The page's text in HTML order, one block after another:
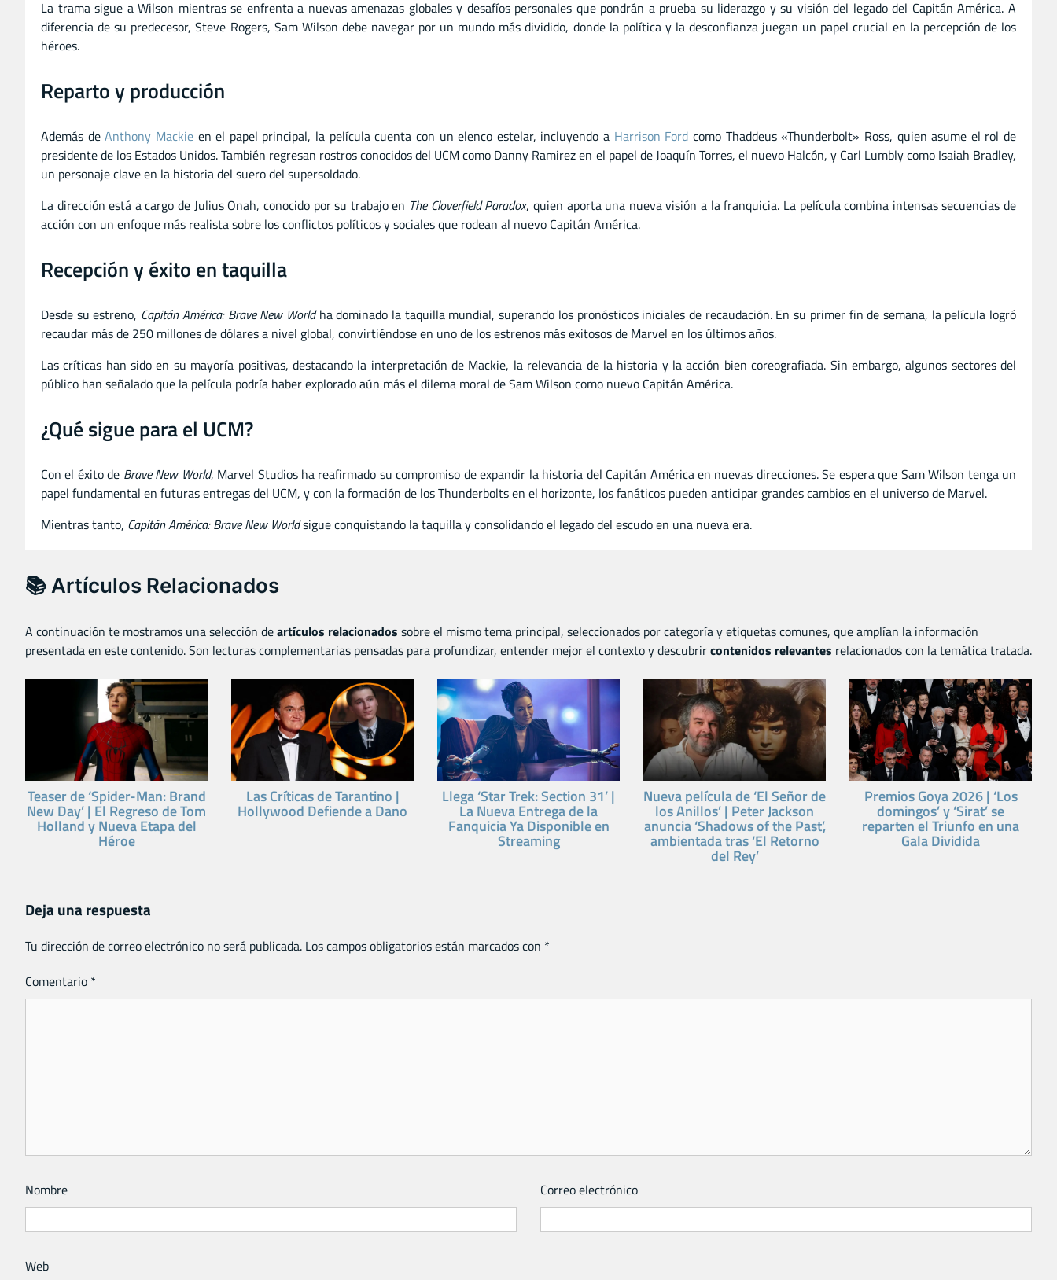
La trama sigue a Wilson mientras se enfrenta a nuevas amenazas globales y desafíos personales que pondrán a prueba su liderazgo y su visión del legado del Capitán América. A
diferencia de su predecesor, Steve Rogers, Sam Wilson debe navegar por un mundo más dividido, donde la política y la desconfianza juegan un papel crucial en la percepción de los
héroes.
Reparto y producción
Además deAnthony Mackieen el papel principal, la película cuenta con un elenco estelar, incluyendo a Harrison Ford como Thaddeus «Thunderbolt» Ross, quien asume el rol de
presidente de los Estados Unidos. También regresan rostros conocidos del UCM como Danny Ramirez en el papel de Joaquín Torres, el nuevo Halcón, y Carl Lumbly como Isaiah Bradley,
un personaje clave en la historia del suero del supersoldado.
La dirección está a cargo de Julius Onah, conocido por su trabajo en The Cloverfield Paradox, quien aporta una nueva visión a la franquicia. La película combina intensas secuencias de
acción con un enfoque más realista sobre los conflictos políticos y sociales que rodean al nuevo Capitán América.
Recepción y éxito en taquilla
Desde su estreno, Capitán América: Brave New Worldha dominado la taquilla mundial, superando los pronósticos iniciales de recaudación. En su primer fin de semana, la película logró
recaudar más de 250 millones de dólares a nivel global, convirtiéndose en uno de los estrenos más exitosos de Marvel en los últimos años.
Las críticas han sido en su mayoría positivas, destacando la interpretación de Mackie, la relevancia de la historia y la acción bien coreografiada. Sin embargo, algunos sectores del
público han señalado que la película podría haber explorado aún más el dilema moral de Sam Wilson como nuevo Capitán América.
¿Qué sigue para el UCM?
Con el éxito de Brave New World, Marvel Studios ha reafirmado su compromiso de expandir la historia del Capitán América en nuevas direcciones. Se espera que Sam Wilson tenga un
papel fundamental en futuras entregas del UCM, y con la formación de los Thunderbolts en el horizonte, los fanáticos pueden anticipar grandes cambios en el universo de Marvel.
Mientras tanto, Capitán América: Brave New Worldsigue conquistando la taquilla y consolidando el legado del escudo en una nueva era.
📚 Artículos Relacionados
A continuación te mostramos una selección deartículos relacionados sobre el mismo tema principal, seleccionados por categoría y etiquetas comunes, que amplían la información
presentada en este contenido. Son lecturas complementarias pensadas para profundizar, entender mejor el contexto y descubrircontenidos relevantes relacionados con la temática tratada.
Teaser de ‘Spider-Man: Brand
New Day’ | El Regreso de Tom
Holland y Nueva Etapa del
Héroe
Las Críticas de Tarantino |
Hollywood Defiende a Dano
Llega ‘Star Trek: Section 31’ |
La Nueva Entrega de la
Fanquicia Ya Disponible en
Streaming
Nueva película de ‘El Señor de
los Anillos’ | Peter Jackson
anuncia ‘Shadows of the Past’,
ambientada tras ‘El Retorno
del Rey’
Premios Goya 2026 | ‘Los
domingos’ y ‘Sirat’ se
reparten el Triunfo en una
Gala Dividida
Deja una respuesta
Tu dirección de correo electrónico no será publicada. Los campos obligatorios están marcados con *
Comentario *
Nombre Correo electrónico
Web